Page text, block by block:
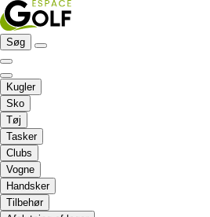
Søg
Kugler
Sko
Tøj
Tasker
Clubs
Vogne
Handsker
Tilbehør